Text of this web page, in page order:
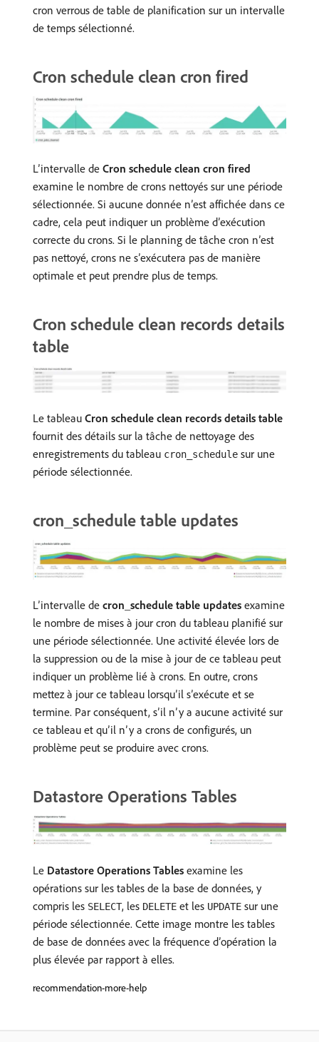
cron verrous de table de planification sur un intervalle
de temps sélectionné.
Cron schedule clean cron fired
L’intervalle de Cron schedule clean cron fired
examine le nombre de crons nettoyés sur une période
sélectionnée. Si aucune donnée n’est affichée dans ce
cadre, cela peut indiquer un problème d’exécution
correcte du crons. Si le planning de tâche cron n’est
pas nettoyé, crons ne s’exécutera pas de manière
optimale et peut prendre plus de temps.
Cron schedule clean records details
table
Le tableau Cron schedule clean records details table
fournit des détails sur la tâche de nettoyage des
enregistrements du tableau cron_schedule sur une
période sélectionnée.
cron_schedule table updates
L’intervalle de cron_schedule table updates examine
le nombre de mises à jour cron du tableau planifié sur
une période sélectionnée. Une activité élevée lors de
la suppression ou de la mise à jour de ce tableau peut
indiquer un problème lié à crons. En outre, crons
mettez à jour ce tableau lorsqu’il s’exécute et se
termine. Par conséquent, s’il n’y a aucune activité sur
ce tableau et qu’il n’y a crons de configurés, un
problème peut se produire avec crons.
Datastore Operations Tables
Le Datastore Operations Tables examine les
opérations sur les tables de la base de données, y
compris les SELECT, les DELETE et les UPDATE sur une
période sélectionnée. Cette image montre les tables
de base de données avec la fréquence d’opération la
plus élevée par rapport à elles.
recommendation-more-help